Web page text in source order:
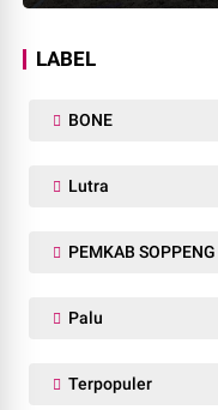
LABEL
BONE
Lutra
PEMKAB SOPPENG
Palu
Terpopuler